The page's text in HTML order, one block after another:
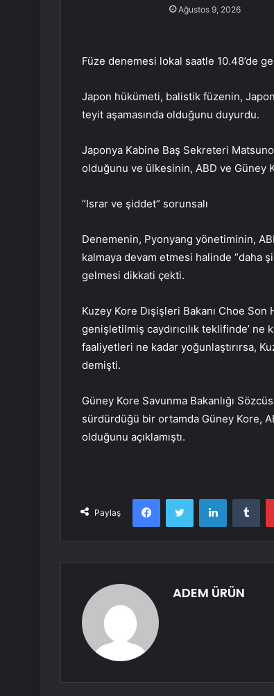
Ağustos 9, 2026
Füze denemesi lokal saatle 10.48’de
Japon hükümeti, balistik füzenin,
teyit aşamasında olduğunu duyurdu.
Japonya Kabine Baş Sekreteri
olduğunu ve ülkesinin, ABD ve
“Israr ve şiddet” sorunsalı
Denemenin, Pyonyang yönetiminin,
kalmaya devam etmesi halinde “daha
gelmesi dikkati çekti.
Kuzey Kore Dışişleri Bakanı Choe Son
genişletilmiş caydırıcılık teklifinde’ ne
faaliyetleri ne kadar yoğunlaştırırsa,
demişti.
Güney Kore Savunma Bakanlığı
sürdürdüğü bir ortamda Güney Kore,
olduğunu açıklamıştı.
Paylaş
FacebookTwitter LinkedIn
ADEM ÜRÜN